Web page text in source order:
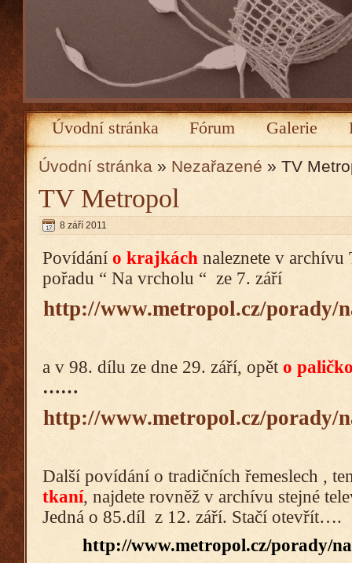
Úvodní stránka Fórum Galerie
Úvodní stránka » Nezařazené » TV
TV Metropol
8 září 2011
Povídání o krajkách naleznete v
pořadu “ Na vrcholu “ ze 7. září
http://www.metropol.cz/porady/
a v 98. dílu ze dne 29. září, opět o
……
http://www.metropol.cz/porady/
Další povídání o tradičních řemeslech ,
tkaní, najdete rovněž v archívu stejné
Jedná o 85.díl z 12. září. Stačí otevřít….
http://www.metropol.cz/porady/